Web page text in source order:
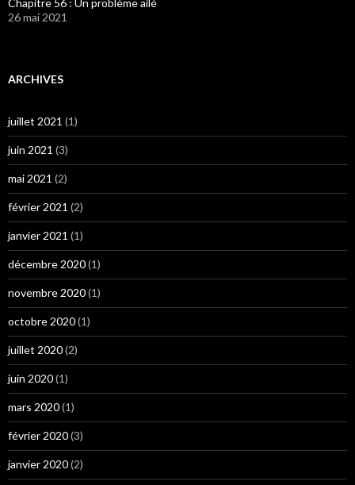
Chapitre 56 : Un problème ailé
26 mai 2021
ARCHIVES
juillet 2021 (1)
juin 2021 (3)
mai 2021 (2)
février 2021 (2)
janvier 2021 (1)
décembre 2020(1)
novembre 2020(1)
octobre 2020(1)
juillet 2020(2)
juin 2020(1)
mars 2020(1)
février 2020(3)
janvier 2020(2)